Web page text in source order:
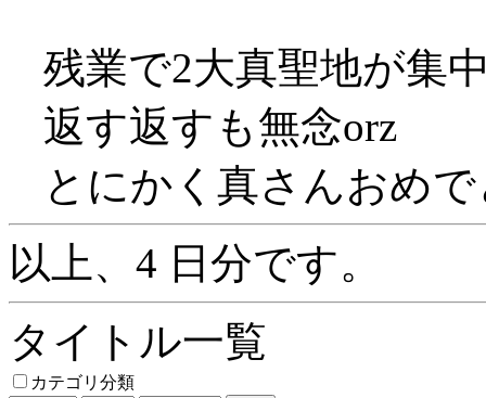
残業で2大真聖地が集
返す返すも無念orz
とにかく真さんおめ
以上、4 日分です。
タイトル一覧
カテゴリ分類